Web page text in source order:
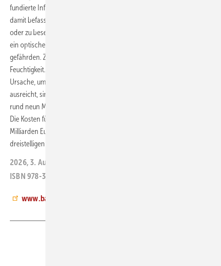
fundierte Informationen und praxisnahe Hilfestellungen für alle, die
damit befasst sind, Schimmelpilzbefall in Gebäuden zu vermeiden
oder zu beseitigen. In Wohnräumen stellen Schimmelpilze nicht nur
ein optisches Problem dar, ihre Sporen können die Gesundheit
gefährden. Zentraler Faktor für die Entstehung von Schimmel ist
Feuchtigkeit. Oft genügt bereits die Beseitigung einer einzelnen
Ursache, um den Befall zu verhindern oder zu stoppen. Wo dies nicht
ausreicht, sind weitere Maßnahmen erforderlich. In Deutschland sind
rund neun Millionen Wohnungen von Schimmelpilzbefall betroffen.
Die Kosten für Sanierungen belaufen sich jedes Jahr auf mehrere
Milliarden Euro. Hinzu kommen Mietminderungen im mittleren
dreistelligen Millionenbereich.
2026, 3. Auflage, 218 Seiten, 44 Euro
ISBN 978-3-738810-72-1
www.baufachinformation.de